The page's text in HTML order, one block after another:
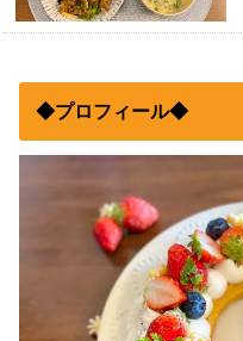
◆プロフィール◆